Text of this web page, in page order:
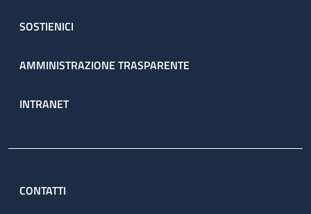
SOSTIENICI
AMMINISTRAZIONE TRASPARENTE
INTRANET
CONTATTI